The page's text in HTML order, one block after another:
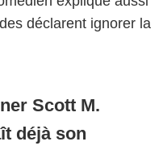
déclarent ignorer la
Scott M.
déjà son